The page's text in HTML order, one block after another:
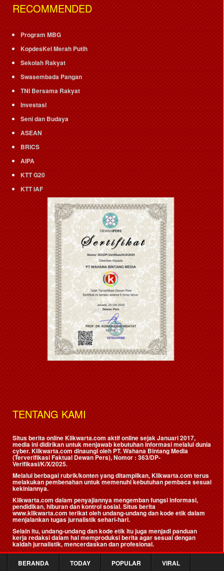
RECOMMENDED
Program MBG
KopdesKel Merah Putih
Sekolah Rakyat
Swasembada Pangan
TNI Bersama Rakyat
Investasi
Seni dan Budaya
ASEAN
BRICS
AIPA
KTT G20
KTT IAF
TENTANG KAMI
Situs berita online Klikwarta.com aktif online sejak Januari 2017,
media ini didirikan untuk menjawab kebutuhan informasi melalui dunia
cyber. Klikwarta.com dinaungi oleh PT. Wahana Bintang Media
(Terverifikasi Faktual Dewan Pers), Nomor : 363/DP-
Verifikasi/K/X/2025.
Melalui berbagai rubrik/konten yang ditampilkan, Klikwarta.com terus
melakukan pembenahan untuk memenuhi kebutuhan pembaca sesuai
kekiniannya.
Klikwarta.com dalam penyajiannya mengemban fungsi informasi,
pendidikan, hiburan dan kontrol sosial. Situs berita
www.klikwarta.com terikat oleh undang-undang dan kode etik dalam
menjalankan tugas jurnalistik sehari-hari.
Selain itu, undang-undang dan kode etik itu juga menjadi panduan
kerja redaksi dalam hal memproduksi berita agar sesuai dengan
kaidah jurnalistik, mencerdaskan dan profesional.
Kami, para pengelola Klikwarta.com, mengharapkan dukungan
maupun kritik para pembaca agar layanan kami semakin baik dan
BERANDA TODAY POPULAR VIRAL